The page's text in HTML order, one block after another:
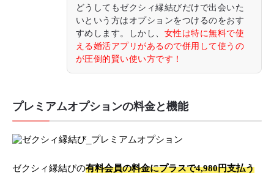
どうしてもゼクシィ縁結びだけで出会いた
いという方はオプションをつけるのをおす
すめします。しかし、 女性は特に無料で使
える婚活アプリがあるので併用して使うの
が圧倒的賢い使い方です！
プレミアムオプションの料金と機能
ゼクシィ縁結びの有料会員の料金にプラスで4,980円支払う